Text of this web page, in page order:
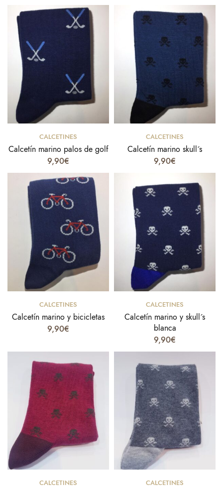
Select options
CALCETINES
Calcetín marino palos de golf
9,90€
Select options
CALCETINES
Calcetín marino skull´s
9,90€
Select options
CALCETINES
Calcetín marino y bicicletas
9,90€
Select options
CALCETINES
Calcetín marino y skull´s
blanca
9,90€
Select options
CALCETINES Select options
CALCETINES